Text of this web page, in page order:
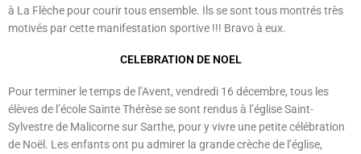
à La Flèche pour courir tous ensemble. Ils se sont tous montrés très
motivés par cette manifestation sportive !!! Bravo à eux.
CELEBRATION DE NOEL
Pour terminer le temps de l’Avent, vendredi 16 décembre, tous les
élèves de l’école Sainte Thérèse se sont rendus à l’église Saint-
Sylvestre de Malicorne sur Sarthe, pour y vivre une petite célébration
de Noël. Les enfants ont pu admirer la grande crèche de l’église,